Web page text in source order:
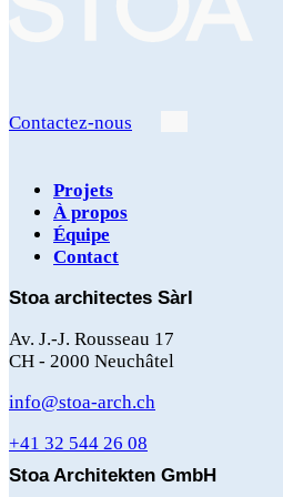
Contactez-nous
Navigation
principale
Projets
À propos
Équipe
Contact
Stoa architectes Sàrl
Av. J.-J. Rousseau 17
CH - 2000 Neuchâtel
info@stoa-arch.ch
+41 32 544 26 08
Stoa Architekten GmbH